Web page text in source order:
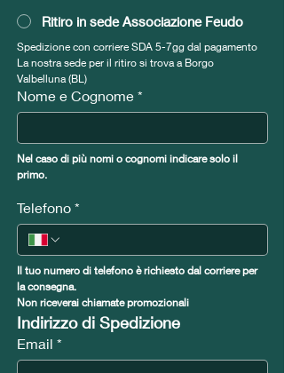
Ritiro in sede Associazione Feudo
Spedizione con corriere SDA 5-7gg dal pagamento
La nostra sede per il ritiro si trova a Borgo
Valbelluna (BL)
Nome e Cognome *
Nel caso di più nomi o cognomi indicare solo il
primo.
Telefono *
Il tuo numero di telefono è richiesto dal corriere per
la consegna.
Non riceverai chiamate promozionali
Indirizzo di Spedizione
Email *